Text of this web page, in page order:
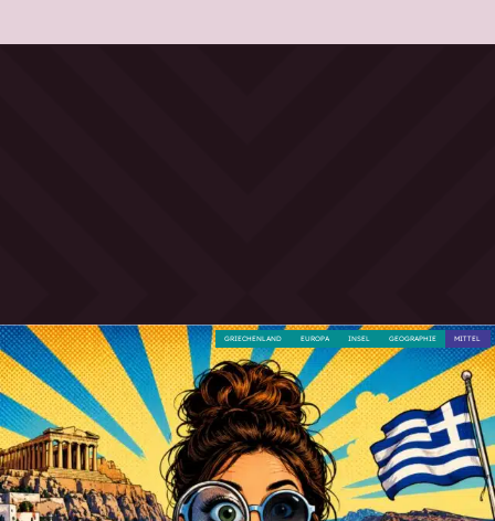
MITTEL
GEOGRAPHIE
INSEL
EUROPA
GRIECHENLAND